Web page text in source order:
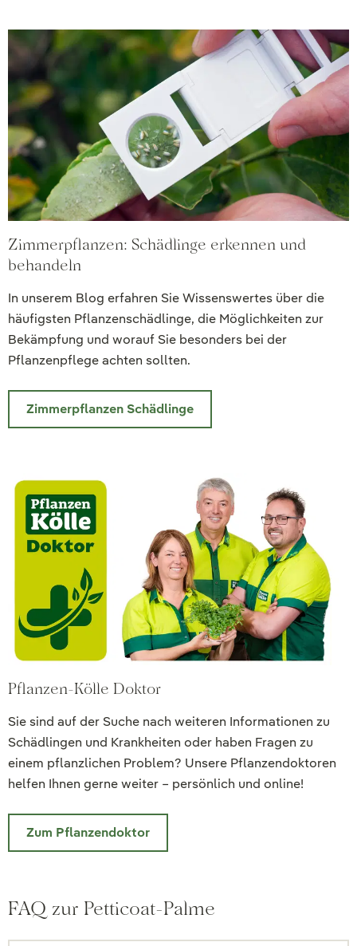
Zimmerpflanzen: Schädlinge erkennen und
behandeln
In unserem Blog erfahren Sie Wissenswertes über die
häufigsten Pflanzenschädlinge, die Möglichkeiten zur
Bekämpfung und worauf Sie besonders bei der
Pflanzenpflege achten sollten.
Zimmerpflanzen Schädlinge
Pflanzen-Kölle Doktor
Sie sind auf der Suche nach weiteren Informationen zu
Schädlingen und Krankheiten oder haben Fragen zu
einem pflanzlichen Problem? Unsere Pflanzendoktoren
helfen Ihnen gerne weiter – persönlich und online!
Zum Pflanzendoktor
FAQ zur Petticoat-Palme